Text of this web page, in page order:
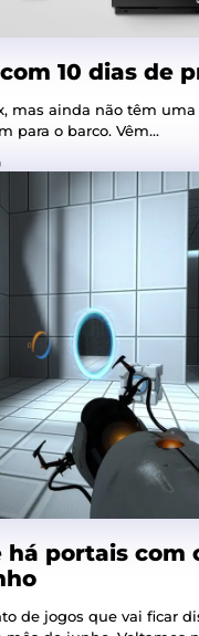
10 dias de
mas ainda não têm uma
para o barco. Vêm...
portais com
de jogos que vai ficar